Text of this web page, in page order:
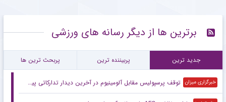
برترین ها از دیگر رسانه های ورزشی
جدید ترین پربیننده ترین پربحث ترین ها
خبرگزاری میزان توقف پرسپولیس مقابل آلومینیوم در آخرین دیدار تدارکاتی پیش فصل